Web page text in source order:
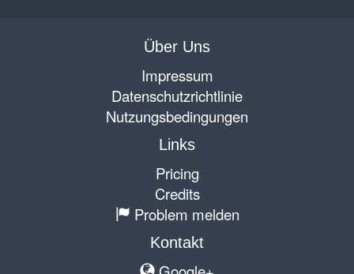
Über Uns
Impressum
Datenschutzrichtlinie
Nutzungsbedingungen
Links
Pricing
Credits
Problem melden
Kontakt